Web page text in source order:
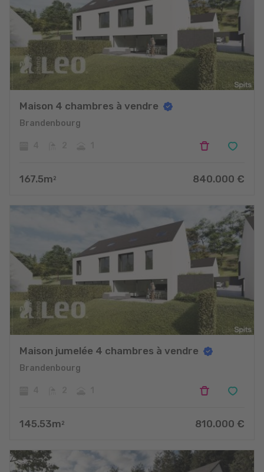
Maison 4 chambres à vendre
Brandenbourg
167.5m 2 840.000 €
Maison jumelée 4 chambres à vendre
Brandenbourg
145.53m 2 810.000 €